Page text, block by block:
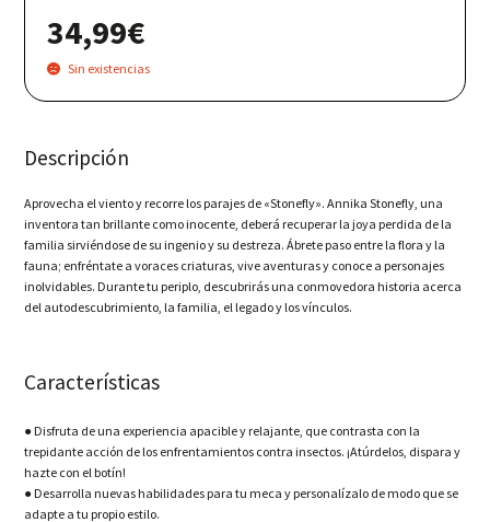
34,99€
Sin existencias
Descripción
Aprovecha el viento y recorre los parajes de «Stonefly». Annika Stonefly, una
inventora tan brillante como inocente, deberá recuperar la joya perdida de la
familia sirviéndose de su ingenio y su destreza. Ábrete paso entre la flora y la
fauna; enfréntate a voraces criaturas, vive aventuras y conoce a personajes
inolvidables. Durante tu periplo, descubrirás una conmovedora historia acerca
del autodescubrimiento, la familia, el legado y los vínculos.
Características
● Disfruta de una experiencia apacible y relajante, que contrasta con la
trepidante acción de los enfrentamientos contra insectos. ¡Atúrdelos, dispara y
hazte con el botín!
● Desarrolla nuevas habilidades para tu meca y personalízalo de modo que se
adapte a tu propio estilo.
Nuestras redes: